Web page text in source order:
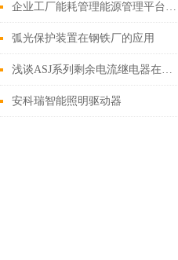
企业工厂能耗管理能源管理平台解决方案
弧光保护装置在钢铁厂的应用
浅谈ASJ系列剩余电流继电器在施工场地中的应用
安科瑞智能照明驱动器